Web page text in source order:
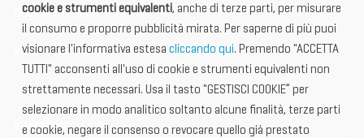
Documentazione
Informazione importante
Vetrina Espositori
International Club
cookie e strumenti equivalenti, anche di terze parti, per misurare
il consumo e proporre pubblicità mirata. Per saperne di più puoi
visionare l'informativa estesa cliccando qui. Premendo "ACCETTA
TUTTI" acconsenti all'uso di cookie e strumenti equivalenti non
strettamente necessari. Usa il tasto "GESTISCI COOKIE” per
selezionare in modo analitico soltanto alcune finalità, terze parti
e cookie, negare il consenso o revocare quello già prestato